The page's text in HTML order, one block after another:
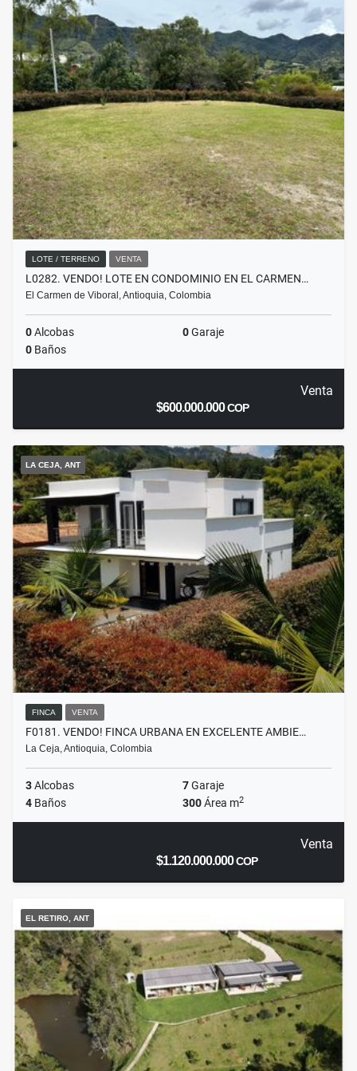
LOTE / TERRENO VENTA
L0282. VENDO! LOTE EN CONDOMINIO EN EL CARMEN…
El Carmen de Viboral, Antioquia, Colombia
0Alcobas 0Garaje
0 Baños
Venta
$600.000.000COP
LA CEJA, ANT
FINCA VENTA
F0181. VENDO! FINCA URBANA EN EXCELENTE AMBIE…
La Ceja, Antioquia, Colombia
3Alcobas 7Garaje
4 Baños 300Área m2
Venta
$1.120.000.000COP
EL RETIRO, ANT